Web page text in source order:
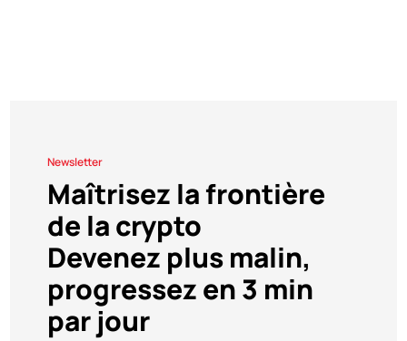
Newsletter
Maîtrisez la frontière
de la crypto
Devenez plus malin,
progressez en 3 min
par jour